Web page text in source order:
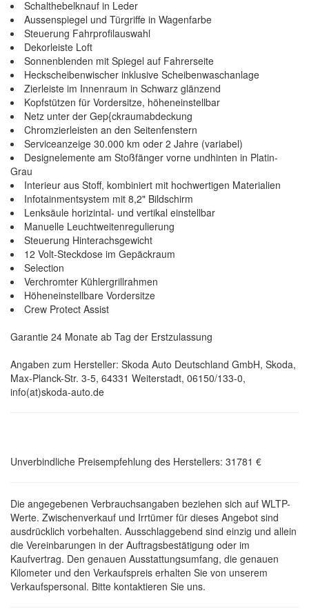
Schalthebelknauf in Leder
Aussenspiegel und Türgriffe in Wagenfarbe
Steuerung Fahrprofilauswahl
Dekorleiste Loft
Sonnenblenden mit Spiegel auf Fahrerseite
Heckscheibenwischer inklusive Scheibenwaschanlage
Zierleiste im Innenraum in Schwarz glänzend
Kopfstützen für Vordersitze, höheneinstellbar
Netz unter der Gep{ckraumabdeckung
Chromzierleisten an den Seitenfenstern
Serviceanzeige 30.000 km oder 2 Jahre (variabel)
Designelemente am Stoßfänger vorne undhinten in Platin-
Grau
Interieur aus Stoff, kombiniert mit hochwertigen Materialien
Infotainmentsystem mit 8,2" Bildschirm
Lenksäule horizintal- und vertikal einstellbar
Manuelle Leuchtweitenregulierung
Steuerung Hinterachsgewicht
12 Volt-Steckdose im Gepäckraum
Selection
Verchromter Kühlergrillrahmen
Höheneinstellbare Vordersitze
Crew Protect Assist
Garantie 24 Monate ab Tag der Erstzulassung
Angaben zum Hersteller: Skoda Auto Deutschland GmbH, Skoda,
Max-Planck-Str. 3-5, 64331 Weiterstadt, 06150/133-0,
info(at)skoda-auto.de
Unverbindliche Preisempfehlung des Herstellers: 31781 €
Die angegebenen Verbrauchsangaben beziehen sich auf WLTP-
Werte. Zwischenverkauf und Irrtümer für dieses Angebot sind
ausdrücklich vorbehalten. Ausschlaggebend sind einzig und allein
die Vereinbarungen in der Auftragsbestätigung oder im
Kaufvertrag. Den genauen Ausstattungsumfang, die genauen
Kilometer und den Verkaufspreis erhalten Sie von unserem
Verkaufspersonal. Bitte kontaktieren Sie uns.